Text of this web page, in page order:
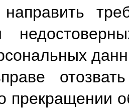
прекращении